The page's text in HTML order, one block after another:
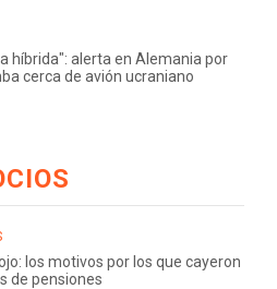
híbrida": alerta en Alemania por
cerca de avión ucraniano
los motivos por los que cayeron
de pensiones